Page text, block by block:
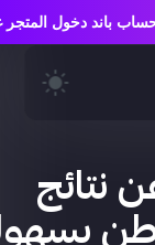
نتائج
الحساب باند دخول